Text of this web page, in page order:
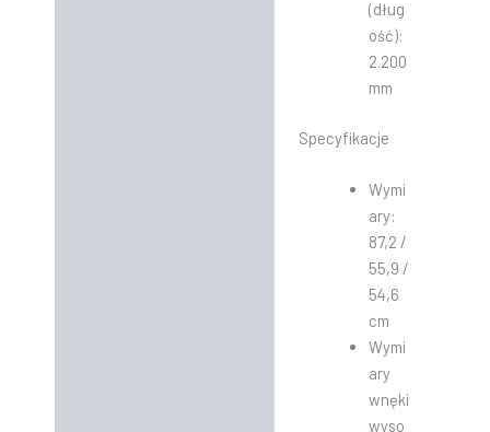
(dług
ość):
2.200
mm
Specyfikacje
Wymi
ary:
87,2 /
55,9 /
54,6
cm
Wymi
ary
wnęki
wyso